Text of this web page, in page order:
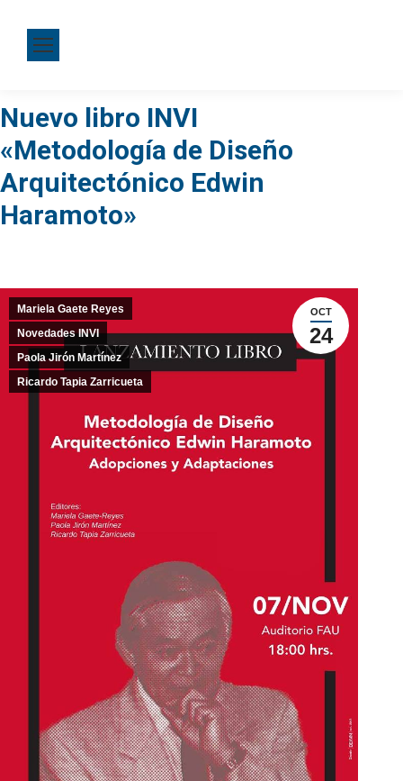
Nuevo libro INVI
«Metodología de Diseño
Arquitectónico Edwin
Haramoto»
OCT
24
Mariela Gaete Reyes
Novedades INVI
Paola Jirón Martínez
Ricardo Tapia Zarricueta